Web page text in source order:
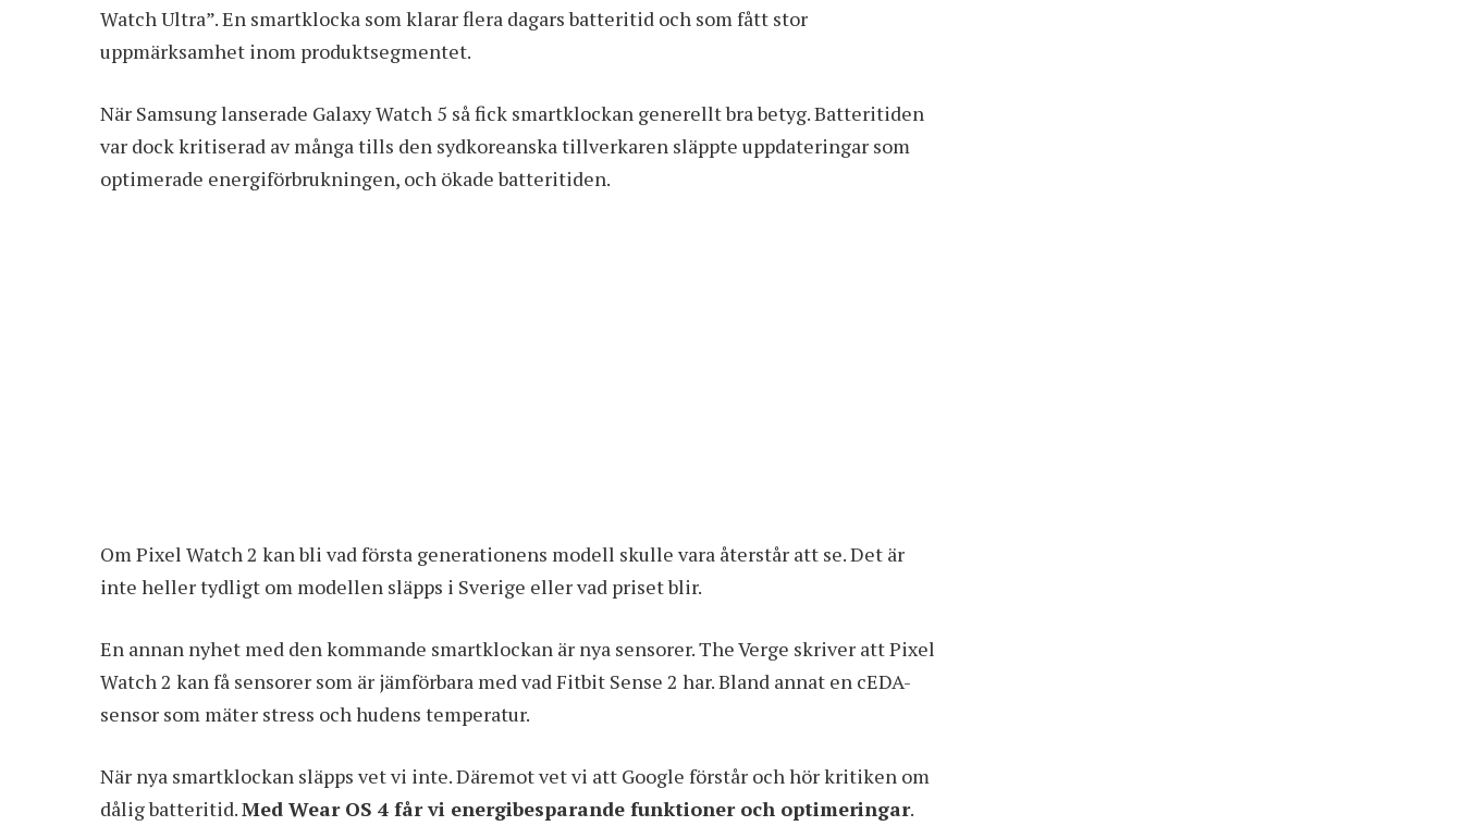
Watch Ultra”. En smartklocka som klarar flera dagars batteritid och som fått stor
uppmärksamhet inom produktsegmentet.
När Samsung lanserade Galaxy Watch 5 så fick smartklockan generellt bra betyg. Batteritiden
var dock kritiserad av många tills den sydkoreanska tillverkaren släppte uppdateringar som
optimerade energiförbrukningen, och ökade batteritiden.
Om Pixel Watch 2 kan bli vad första generationens modell skulle vara återstår att se. Det är
inte heller tydligt om modellen släpps i Sverige eller vad priset blir.
En annan nyhet med den kommande smartklockan är nya sensorer.The Verge skriver att Pixel
Watch 2 kan få sensorer som är jämförbara med vad Fitbit Sense 2 har. Bland annat en cEDA-
sensor som mäter stress och hudens temperatur.
När nya smartklockan släpps vet vi inte. Däremot vet vi att Google förstår och hör kritiken om
dålig batteritid.Med Wear OS 4 får vi energibesparande funktioner och optimeringar.